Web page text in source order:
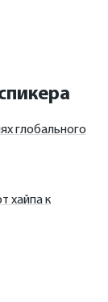
глобального
хайпа к